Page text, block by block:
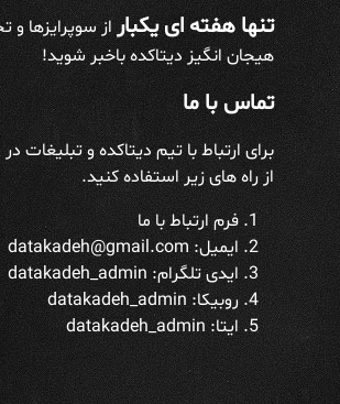
تنها هفته ای یکباراز سوپرایزها و
هیجان انگیز دیتاکده باخبر شوید!
تماس با ما
برای ارتباط با تیم دیتاکده و تبلیغات
از راه های زیر استفاده کنید.
فرم ارتباط با ما
ایمیل: datakadeh@gmail.com
ایدی تلگرام:datakadeh_admin
روبیکا: datakadeh_admin
ایتا: datakadeh_admin